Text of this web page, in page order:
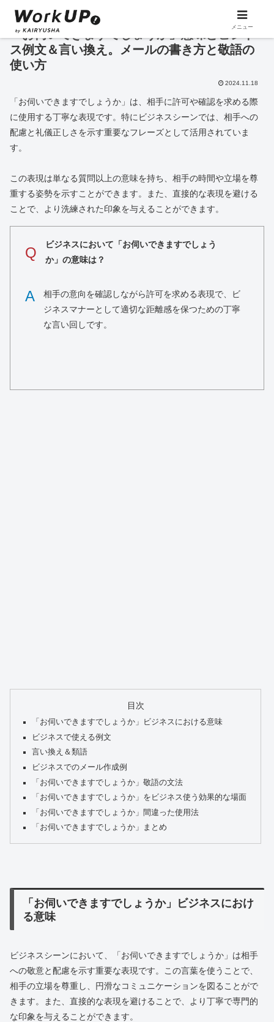
「お伺いできますでしょうか」意味とビジネ
ス例文＆言い換え。メールの書き方と敬語の
使い方
2024.11.18
「お伺いできますでしょうか」は、相手に許可や確認を求める際
に使用する丁寧な表現です。特にビジネスシーンでは、相手への
配慮と礼儀正しさを示す重要なフレーズとして活用されていま
す。
この表現は単なる質問以上の意味を持ち、相手の時間や立場を尊
重する姿勢を示すことができます。また、直接的な表現を避ける
ことで、より洗練された印象を与えることができます。
Q
ビジネスにおいて「お伺いできますでしょう
か」の意味は？
A
相手の意向を確認しながら許可を求める表現で、ビ
ジネスマナーとして適切な距離感を保つための丁寧
な言い回しです。
目次
「お伺いできますでしょうか」ビジネスにおける意味
ビジネスで使える例文
言い換え＆類語
ビジネスでのメール作成例
「お伺いできますでしょうか」敬語の文法
「お伺いできますでしょうか」をビジネス使う効果的な場面
「お伺いできますでしょうか」間違った使用法
「お伺いできますでしょうか」まとめ
「お伺いできますでしょうか」ビジネスにおけ
る意味
ビジネスシーンにおいて、「お伺いできますでしょうか」は相手
への敬意と配慮を示す重要な表現です。この言葉を使うことで、
相手の立場を尊重し、円滑なコミュニケーションを図ることがで
きます。また、直接的な表現を避けることで、より丁寧で専門的
な印象を与えることができます。
メニュー